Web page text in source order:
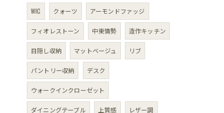
WIC クォーツ アーモンドファッジ
フィオレストーン 中東情勢 造作キッチン
目隠し収納 マットベージュ リブ
パントリー収納 デスク
ウォークインクローゼット
ダイニングテーブル 上質感 レザー調